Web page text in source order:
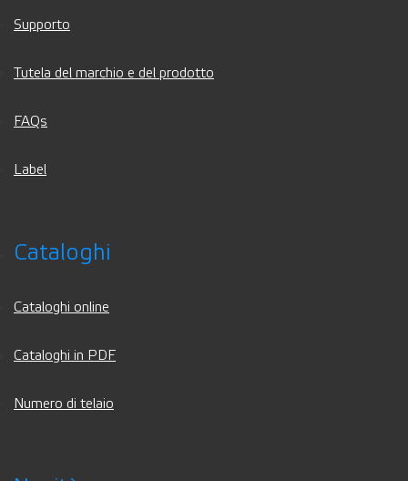
Supporto
Tutela del marchio e del prodotto
FAQs
Label
Cataloghi
Cataloghi online
Cataloghi in PDF
Numero di telaio